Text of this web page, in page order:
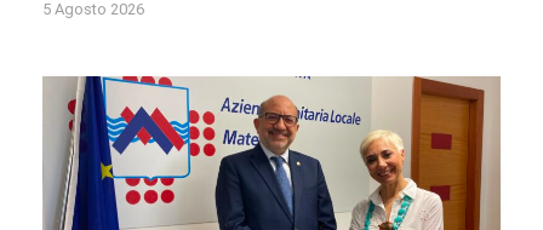
5 Agosto 2026